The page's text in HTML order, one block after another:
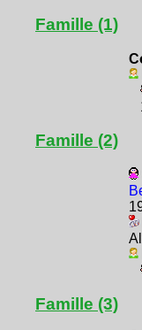
Famille (1)
Famille (2)
Famille (3)